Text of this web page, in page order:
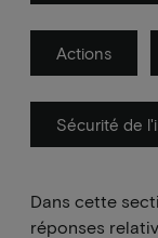
Actions
Sécurité de
Dans cette
réponses